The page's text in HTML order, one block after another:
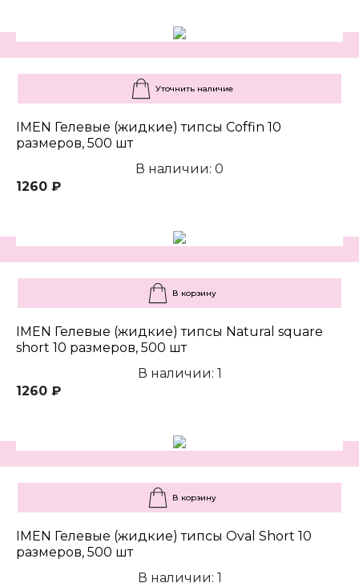
Уточнить наличие
IMEN Гелевые (жидкие) типсы Coffin 10
размеров, 500 шт
В наличии: 0
1260 ₽
В корзину
IMEN Гелевые (жидкие) типсы Natural square
short 10 размеров, 500 шт
В наличии: 1
1260 ₽
В корзину
IMEN Гелевые (жидкие) типсы Oval Short 10
размеров, 500 шт
В наличии: 1